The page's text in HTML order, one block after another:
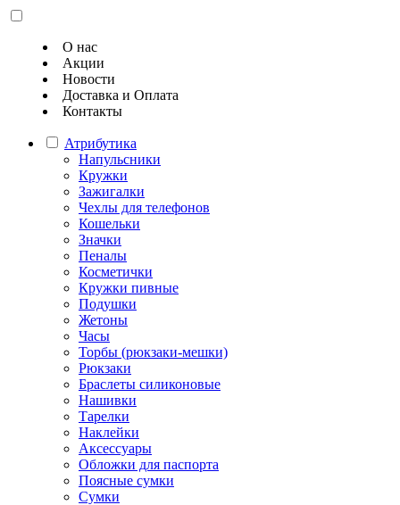
О нас
Акции
Новости
Доставка и Оплата
Контакты
Атрибутика
Напульсники
Кружки
Зажигалки
Чехлы для телефонов
Кошельки
Значки
Пеналы
Косметички
Кружки пивные
Подушки
Жетоны
Часы
Торбы (рюкзаки-мешки)
Рюкзаки
Браслеты силиконовые
Нашивки
Тарелки
Наклейки
Аксессуары
Обложки для паспорта
Поясные сумки
Сумки